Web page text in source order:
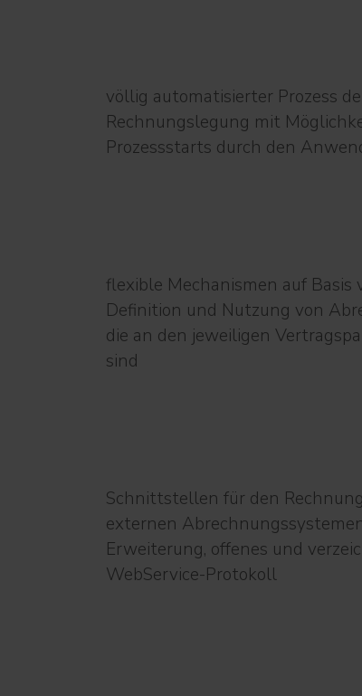
völlig automatisierter Prozess
Rechnungslegung mit
Prozessstarts durch den
flexible Mechanismen auf Basis
Definition und Nutzung von
die an den jeweiligen
sind
Schnittstellen für den
externen
Erweiterung, offenes und
WebService-Protokoll